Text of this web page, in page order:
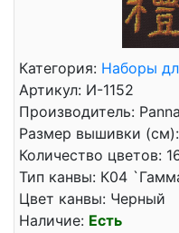
Категория: Наборы
Артикул: И-1152
Производитель: Panna
Размер вышивки
Количество цветов:
Тип канвы: К04
Цвет канвы: Черный
Наличие: Есть